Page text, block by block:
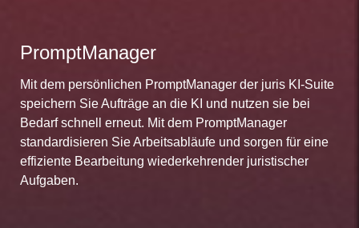
PromptManager
Mit dem persönlichen PromptManager der juris KI-Suite
speichern Sie Aufträge an die KI und nutzen sie bei
Bedarf schnell erneut. Mit dem PromptManager
standardisieren Sie Arbeitsabläufe und sorgen für eine
effiziente Bearbeitung wiederkehrender juristischer
Aufgaben.